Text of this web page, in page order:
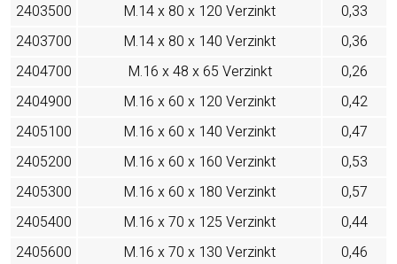
2403500
M.14 x 80 x 120 Verzinkt
0,33
2403700
M.14 x 80 x 140 Verzinkt
0,36
2404700
M.16 x 48 x 65 Verzinkt
0,26
2404900
M.16 x 60 x 120 Verzinkt
0,42
2405100
M.16 x 60 x 140 Verzinkt
0,47
2405200
M.16 x 60 x 160 Verzinkt
0,53
2405300
M.16 x 60 x 180 Verzinkt
0,57
2405400
M.16 x 70 x 125 Verzinkt
0,44
2405600
M.16 x 70 x 130 Verzinkt
0,46